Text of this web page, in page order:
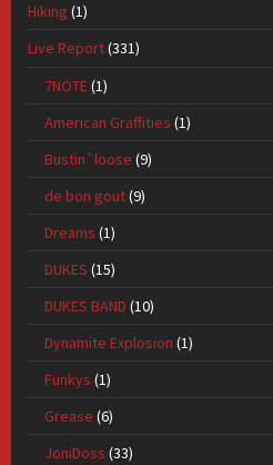
Hiking (1)
Live Report(331)
7NOTE(1)
American Graffities (1)
Bustin`loose (9)
de bon gout(9)
Dreams (1)
DUKES (15)
DUKES BAND (10)
Dynamite Explosion (1)
Funkys (1)
Grease (6)
JoniDoss (33)